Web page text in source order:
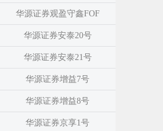
华源证券观盈守鑫FOF
华源证券安泰20号
华源证券安泰21号
华源证券增益7号
华源证券增益8号
华源证券京享1号